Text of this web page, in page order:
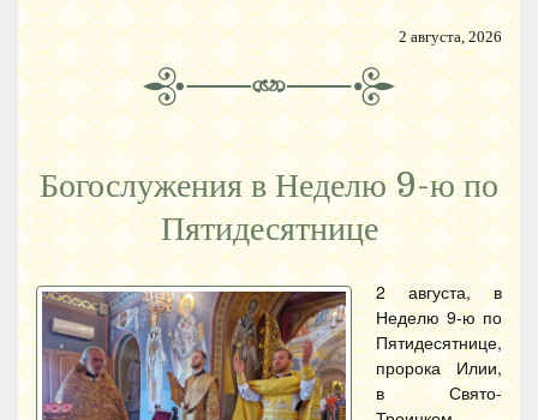
2 августа, 2026
Богослужения в Неделю 9-ю по
Пятидесятнице
2 августа, в
Неделю 9-ю по
Пятидесятнице,
пророка Илии,
в Свято-